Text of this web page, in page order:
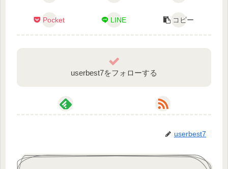
#新人Vtuber
Pocket LINE コピー
userbest7をフォローする
userbest7